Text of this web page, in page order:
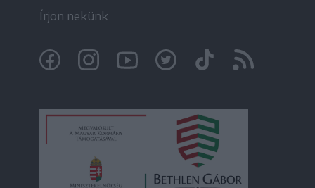
Írjon nekünk